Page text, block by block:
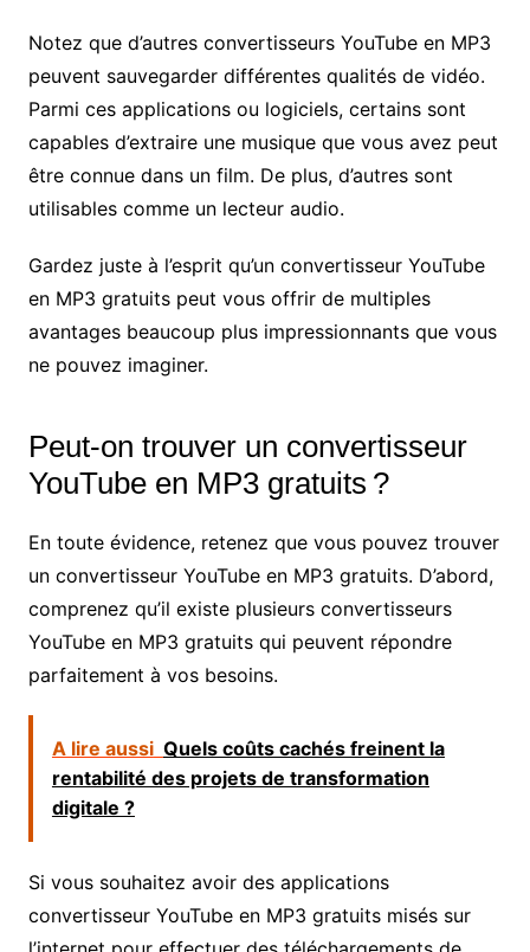
Notez que d’autres convertisseurs YouTube en MP3
peuvent sauvegarder différentes qualités de vidéo.
Parmi ces applications ou logiciels, certains sont
capables d’extraire une musique que vous avez peut
être connue dans un film. De plus, d’autres sont
utilisables comme un lecteur audio.
Gardez juste à l’esprit qu’un convertisseur YouTube
en MP3 gratuits peut vous offrir de multiples
avantages beaucoup plus impressionnants que vous
ne pouvez imaginer.
Peut-on trouver un convertisseur
YouTube en MP3 gratuits ?
En toute évidence, retenez que vous pouvez trouver
un convertisseur YouTube en MP3 gratuits. D’abord,
comprenez qu’il existe plusieurs convertisseurs
YouTube en MP3 gratuits qui peuvent répondre
parfaitement à vos besoins.
A lire aussi Quels coûts cachés freinent la
rentabilité des projets de transformation
digitale ?
Si vous souhaitez avoir des applications
convertisseur YouTube en MP3 gratuits misés sur